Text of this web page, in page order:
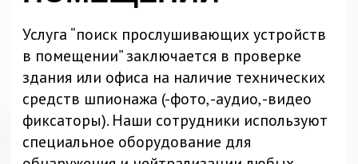
фиксаторы). Наши сотрудники используют
обнаружения и нейтрализации любых
возможных прослушивающих устройств.